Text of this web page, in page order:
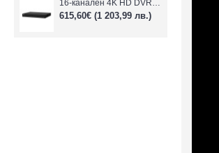
16-канален 4K HD DVR Dahua XVR5116H-4KL-I3/T + 16 IP камери
615,60€ (1 203,99 лв.)